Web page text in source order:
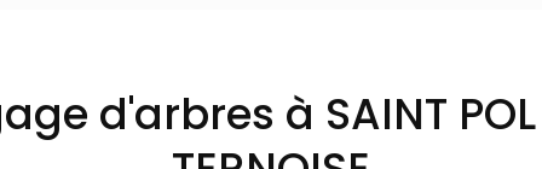
d'arbres à SAINT POL